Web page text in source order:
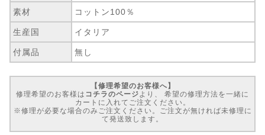
素材 コットン100％
生産国 イタリア
付属品 無し
【修理希望のお客様へ】
修理希望のお客様は コチラのページ より、 希望の修理方法を一緒に
カートに入れてご注文ください。
※修理が必要な場合のみご注文ください。ご注文が無ければ未修理に
て発送致します。